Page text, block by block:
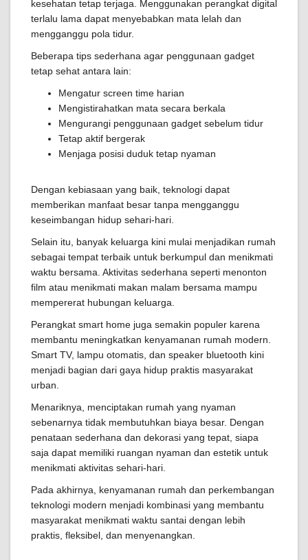
kesehatan tetap terjaga. Menggunakan perangkat digital
terlalu lama dapat menyebabkan mata lelah dan
mengganggu pola tidur.
Beberapa tips sederhana agar penggunaan gadget
tetap sehat antara lain:
Mengatur screen time harian
Mengistirahatkan mata secara berkala
Mengurangi penggunaan gadget sebelum tidur
Tetap aktif bergerak
Menjaga posisi duduk tetap nyaman
Dengan kebiasaan yang baik, teknologi dapat
memberikan manfaat besar tanpa mengganggu
keseimbangan hidup sehari-hari.
Selain itu, banyak keluarga kini mulai menjadikan rumah
sebagai tempat terbaik untuk berkumpul dan menikmati
waktu bersama. Aktivitas sederhana seperti menonton
film atau menikmati makan malam bersama mampu
mempererat hubungan keluarga.
Perangkat smart home juga semakin populer karena
membantu meningkatkan kenyamanan rumah modern.
Smart TV, lampu otomatis, dan speaker bluetooth kini
menjadi bagian dari gaya hidup praktis masyarakat
urban.
Menariknya, menciptakan rumah yang nyaman
sebenarnya tidak membutuhkan biaya besar. Dengan
penataan sederhana dan dekorasi yang tepat, siapa
saja dapat memiliki ruangan nyaman dan estetik untuk
menikmati aktivitas sehari-hari.
Pada akhirnya, kenyamanan rumah dan perkembangan
teknologi modern menjadi kombinasi yang membantu
masyarakat menikmati waktu santai dengan lebih
praktis, fleksibel, dan menyenangkan.